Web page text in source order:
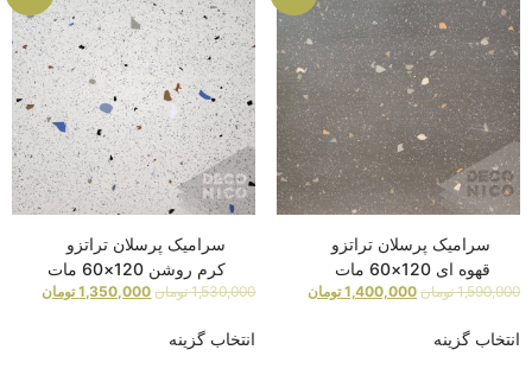
سرامیک پرسلان تراتزو
قهوه ای 120×60 مات
1,590,000 تومان 1,400,000 تومان
انتخاب گزینه
سرامیک پرسلان تراتزو
کرم روشن 120×60 مات
1,530,000 تومان 1,350,000 تومان
انتخاب گزینه